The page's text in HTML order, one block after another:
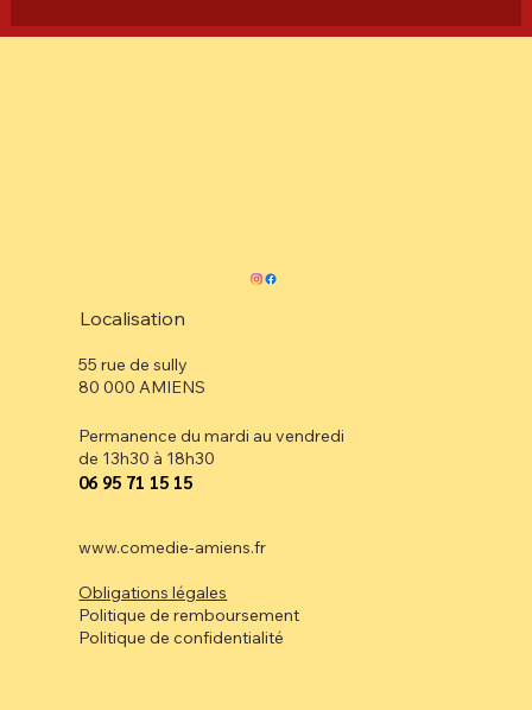
Localisation
55 rue de sully
80 000 AMIENS
Permanence du mardi au vendredi
de 13h30 à 18h30
⁠06 95 71 15 15
www.comedie-amiens.fr
Obligations légales
Politique de remboursement
Politique de confidentialité